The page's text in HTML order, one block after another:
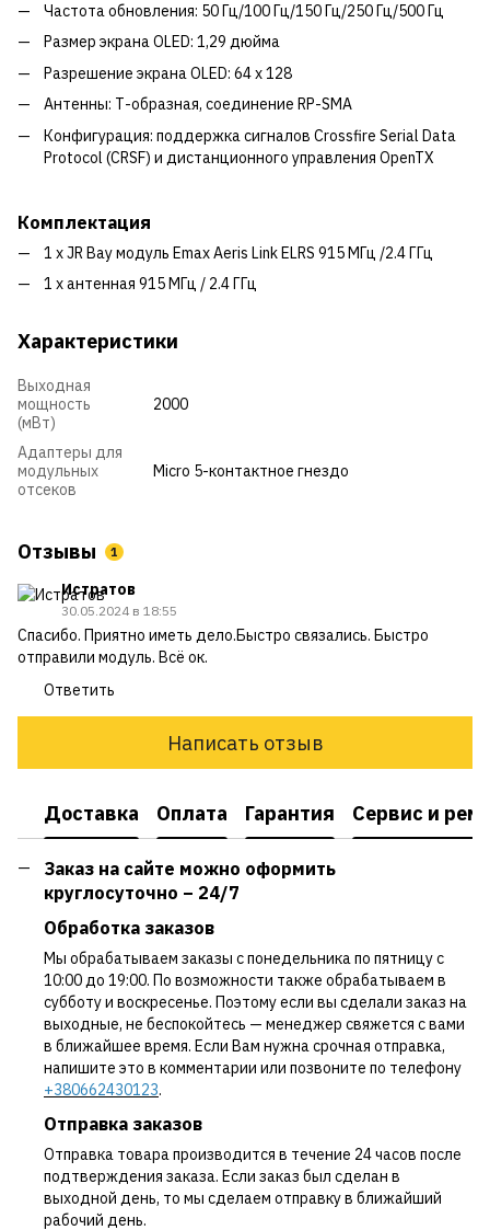
Частота обновления: 50 Гц/100 Гц/150 Гц/250 Гц/500 Гц
Размер экрана OLED: 1,29 дюйма
Разрешение экрана OLED: 64 x 128
Антенны: Т-образная, соединение RP-SMA
Конфигурация: поддержка сигналов Crossfire Serial Data
Protocol (CRSF) и дистанционного управления OpenTX
Комплектация
1 x JR Bay модуль Emax Aeris Link ELRS 915 МГц /2.4 ГГц
1 x антенная 915 МГц / 2.4 ГГц
Характеристики
Выходная
мощность
(мВт)
2000
Адаптеры для
модульных
отсеков
Micro 5-контактное гнездо
Отзывы 1
Истратов
30.05.2024 в 18:55
Спасибо. Приятно иметь дело.Быстро связались. Быстро
отправили модуль. Всё ок.
Ответить
Написать отзыв
Доставка Оплата Гарантия Сервис и
Заказ на сайте можно оформить
круглосуточно – 24/7
Обработка заказов
Мы обрабатываем заказы с понедельника по пятницу с
10:00 до 19:00. По возможности также обрабатываем в
субботу и воскресенье. Поэтому если вы сделали заказ на
выходные, не беспокойтесь — менеджер свяжется с вами
в ближайшее время. Если Вам нужна срочная отправка,
напишите это в комментарии или позвоните по телефону
+380662430123.
Отправка заказов
Отправка товара производится в течение 24 часов после
подтверждения заказа. Если заказ был сделан в
выходной день, то мы сделаем отправку в ближайший
рабочий день.